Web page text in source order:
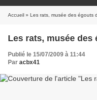
Accueil » Les rats, musée des égouts
Les rats, musée des
Publié le 15/07/2009 à 11:44
Par acbx41